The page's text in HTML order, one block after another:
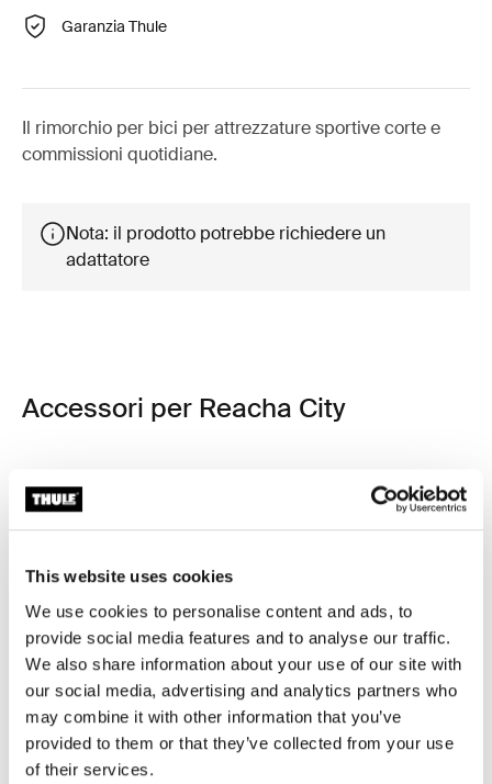
This website uses cookies
We use cookies to personalise content and ads, to
provide social media features and to analyse our traffic.
We also share information about your use of our site with
our social media, advertising and analytics partners who
may combine it with other information that you’ve
provided to them or that they’ve collected from your use
of their services.
Garanzia Thule
Il rimorchio per bici per attrezzature sportive corte e
commissioni quotidiane.
Nota: il prodotto potrebbe richiedere un
adattatore
Accessori per Reacha City
30%